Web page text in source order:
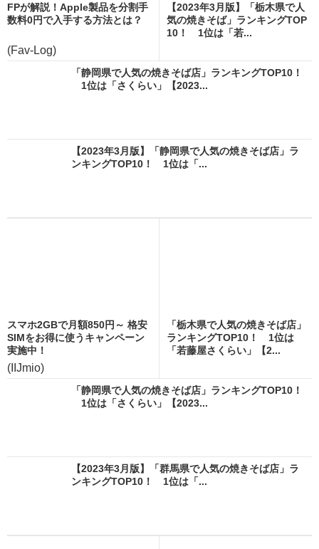
FPが解説！Apple製品を分割手
数料0円で入手する方法とは？
(Fav-Log)
【2023年3月版】「栃木県で人
気の焼きそば」ランキングTOP
10！ 1位は「若...
「静岡県で人気の焼きそば店」ランキングTOP10！
1位は「さくらい」【2023...
【2023年3月版】「静岡県で人気の焼きそば店」ラ
ンキングTOP10！ 1位は「...
スマホ2GBで月額850円～ 格安
SIMをお得に使うキャンペーン
実施中！
(IIJmio)
「栃木県で人気の焼きそば店」
ランキングTOP10！ 1位は
「若藤屋さくらい」【2...
「静岡県で人気の焼きそば店」ランキングTOP10！
1位は「さくらい」【2023...
【2023年3月版】「群馬県で人気の焼きそば店」ラ
ンキングTOP10！ 1位は「...